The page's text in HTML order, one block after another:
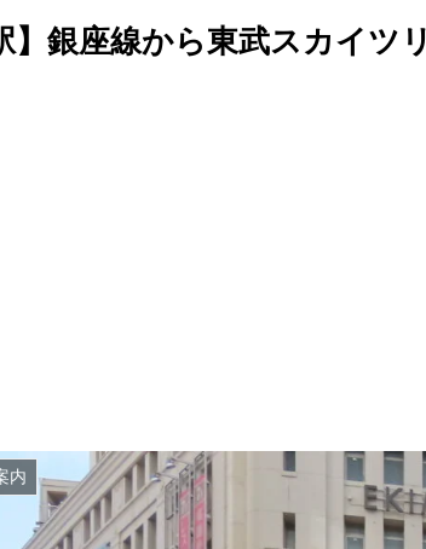
】銀座線から東武スカイ
内